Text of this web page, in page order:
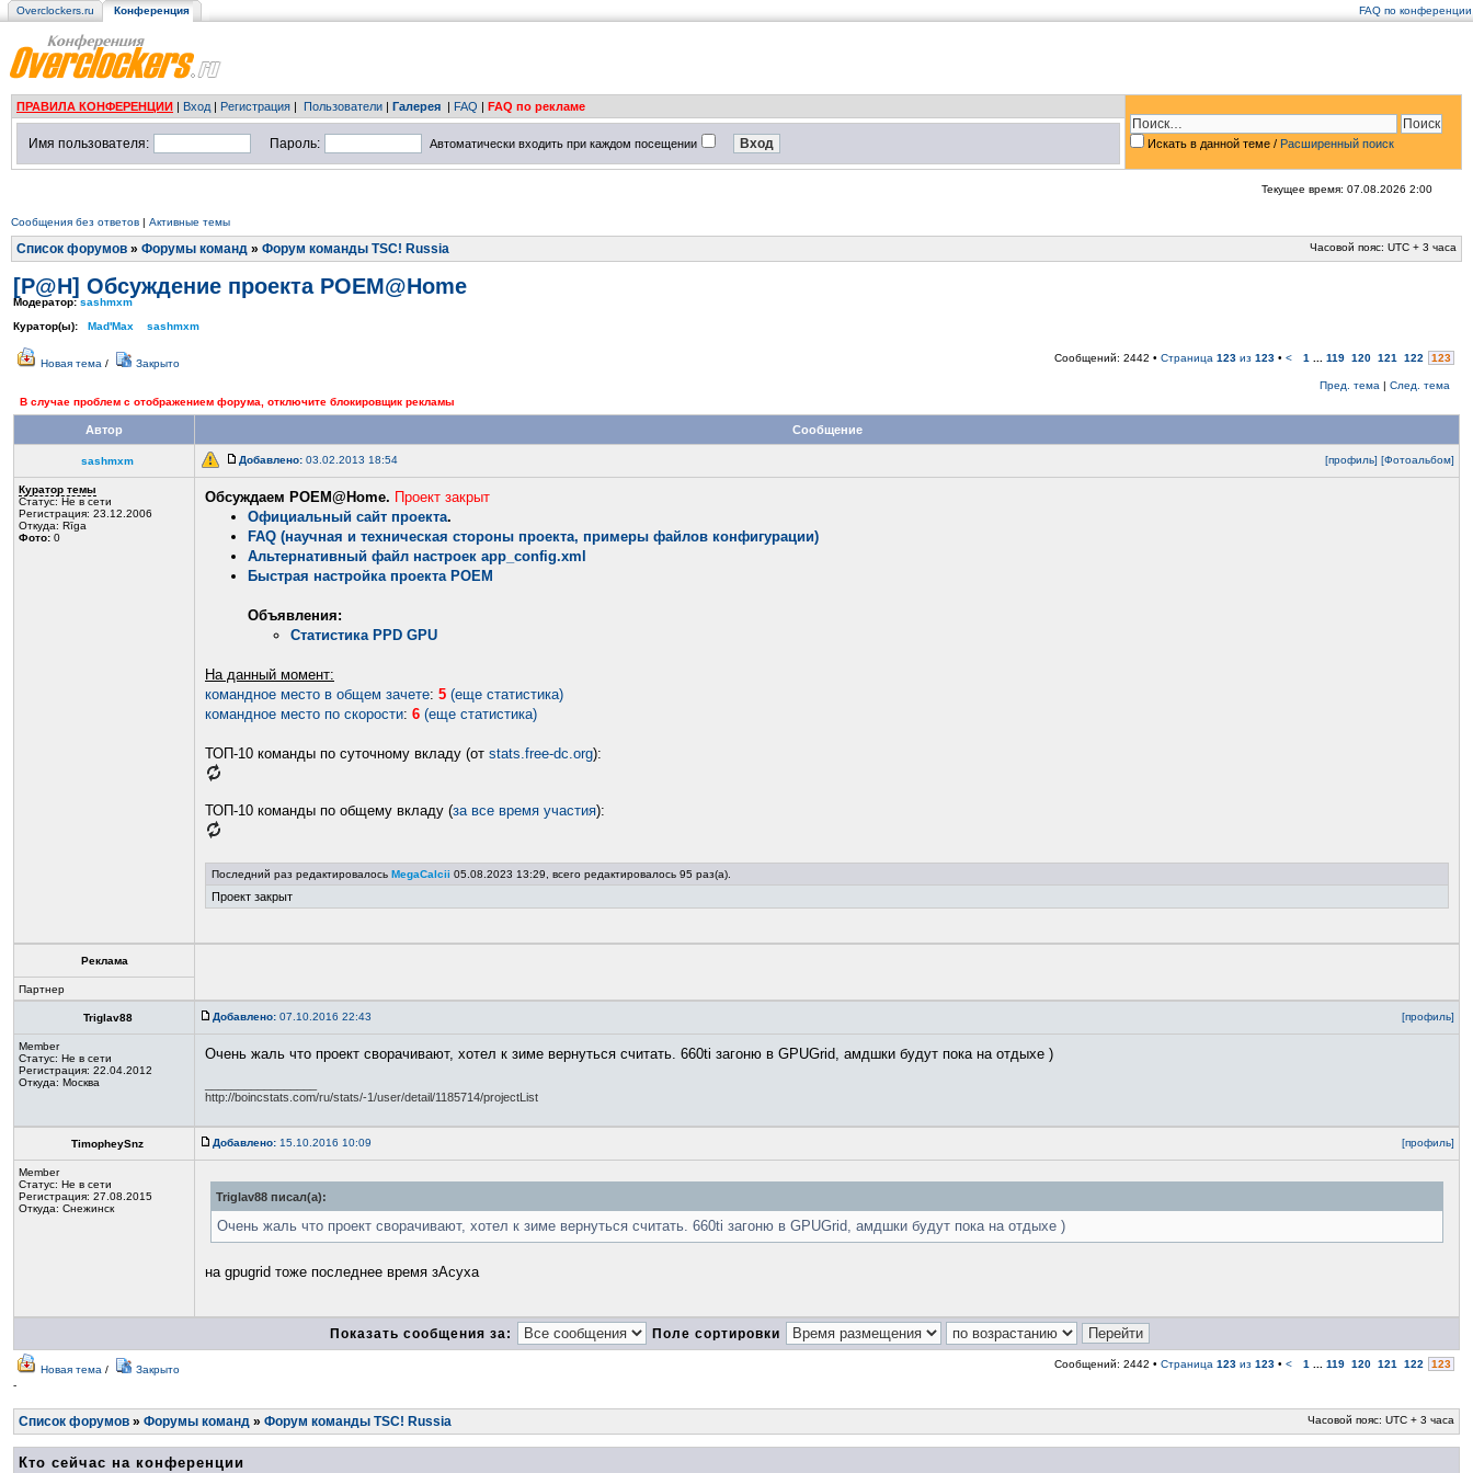
Overclockers.ru Конференция FAQ по конференции
ПРАВИЛА КОНФЕРЕНЦИИ | Вход | Регистрация | Пользователи | Галерея | FAQ | FAQ по рекламе
Искать в данной теме / Расширенный поиск
Имя пользователя: Пароль: Автоматически входить при каждом посещении
Текущее время: 07.08.2026 2:00
Сообщения без ответов | Активные темы
Список форумов » Форумы команд » Форум команды TSC! Russia Часовой пояс: UTC + 3 часа
[P@H] Обсуждение проекта POEM@Home
Модератор:sashmxm
Куратор(ы): Mad'Max sashmxm
Новая тема / Закрыто Сообщений: 2442 • Страница 123 из 123 • < 1 119 120 121 122 123
Пред. тема | След. тема
В случае проблем с отображением форума, отключите блокировщик рекламы
Автор Сообщение
sashmxm Добавлено: 03.02.2013 18:54 [профиль] [Фотоальбом]
Куратор темы
Статус: Не в сети
Регистрация: 23.12.2006
Откуда: Rīga
Фото: 0
Обсуждаем POEM@Home. Проект закрыт
Официальный сайт проекта.
FAQ (научная и техническая стороны проекта, примеры файлов конфигурации)
Альтернативный файл настроек app_config.xml
Быстрая настройка проекта POEM
Объявления:
Статистика PPD GPU
На данный момент:
командное место в общем зачете: 5 (еще статистика)
командное место по скорости: 6 (еще статистика)
ТОП-10 команды по суточному вкладу (от stats.free-dc.org):
ТОП-10 команды по общему вкладу (за все время участия):
Последний раз редактировалось MegaCalcii 05.08.2023 13:29, всего редактировалось 95 раз(а).
Проект закрыт
Реклама
Партнер
Triglav88 Добавлено: 07.10.2016 22:43 [профиль]
Member
Статус: Не в сети
Регистрация: 22.04.2012
Откуда: Москва
Очень жаль что проект сворачивают, хотел к зиме вернуться считать. 660ti загоню в GPUGrid, амдшки будут пока на отдыхе )
http://boincstats.com/ru/stats/-1/user/detail/1185714/projectList
TimopheySnz Добавлено: 15.10.2016 10:09 [профиль]
Member
Статус: Не в сети
Регистрация: 27.08.2015
Откуда: Снежинск
Triglav88 писал(а):
Очень жаль что проект сворачивают, хотел к зиме вернуться считать. 660ti загоню в GPUGrid, амдшки будут пока на отдыхе )
на gpugrid тоже последнее время зАсуха
Показать сообщения за: Поле сортировки
Новая тема / Закрыто Сообщений: 2442 • Страница 123 из 123 • < 1 119 120 121 122
123
-
Список форумов » Форумы команд » Форум команды TSC! Russia Часовой пояс: UTC + 3 часа
Кто сейчас на конференции